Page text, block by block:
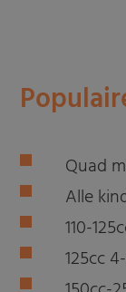
Quad
Alle
110-
125cc